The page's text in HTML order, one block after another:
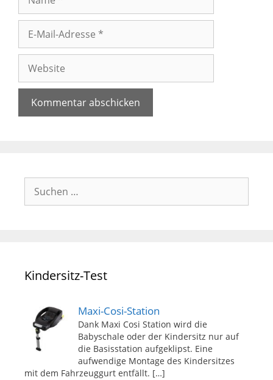
Mail-
Adresse
Website
Suchen
nach:
Kindersitz-Test
Maxi-Cosi-Station
Dank Maxi Cosi Station wird die
Babyschale oder der Kindersitz nur auf
die Basisstation aufgeklipst. Eine
aufwendige Montage des Kindersitzes
mit dem Fahrzeuggurt entfällt. […]